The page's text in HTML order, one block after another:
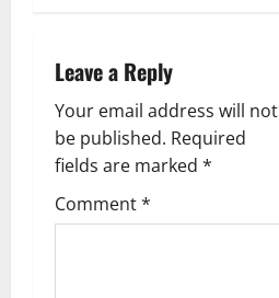
v
i
g
a
Leave a Reply
Your email address will not
be published. Required
fields are marked *
Comment*